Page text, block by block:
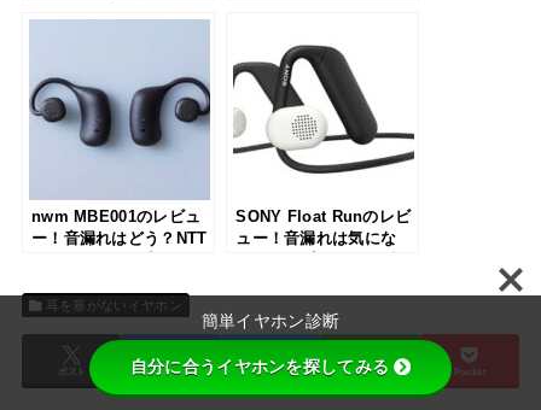
く解説
nwm MBE001のレビュ
ー！音漏れはどう？NTT
SONY Float Runのレビ
ュー！音漏れは気にな
耳を塞がないイヤホン
ポスト シェア はてブ 送る Pocket
簡単イヤホン診断
自分に合うイヤホンを探してみる